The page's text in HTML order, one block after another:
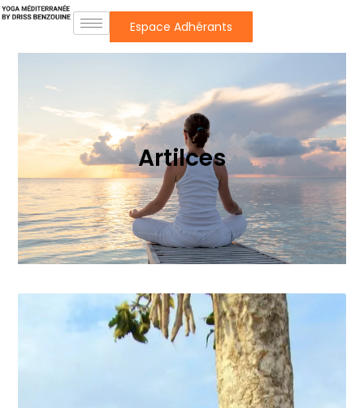
Espace Adhérants
Artilces